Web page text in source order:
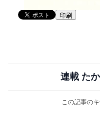
印刷
連載 た
この記事の